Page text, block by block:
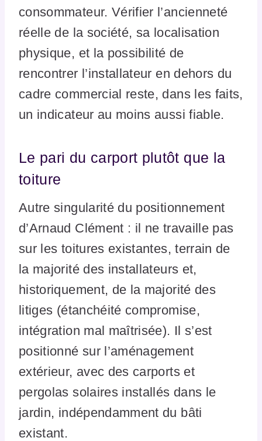
consommateur. Vérifier l’ancienneté
réelle de la société, sa localisation
physique, et la possibilité de
rencontrer l’installateur en dehors du
cadre commercial reste, dans les faits,
un indicateur au moins aussi fiable.
Le pari du carport plutôt que la
toiture
Autre singularité du positionnement
d’Arnaud Clément : il ne travaille pas
sur les toitures existantes, terrain de
la majorité des installateurs et,
historiquement, de la majorité des
litiges (étanchéité compromise,
intégration mal maîtrisée). Il s’est
positionné sur l’aménagement
extérieur, avec des carports et
pergolas solaires installés dans le
jardin, indépendamment du bâti
existant.